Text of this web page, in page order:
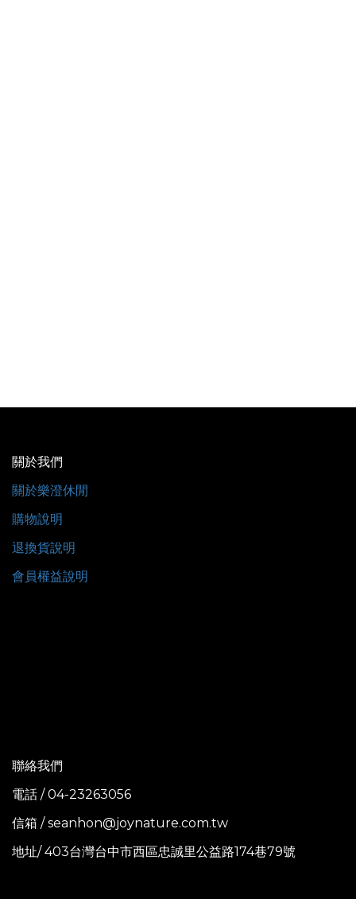
關於我們
關於樂澄休閒
購物說明
退換貨說明
會員權益說明
聯絡我們
電話 / 04-23263056
信箱 / seanhon@joynature.com.tw
地址/ 403台灣台中市西區忠誠里公益路174巷79號